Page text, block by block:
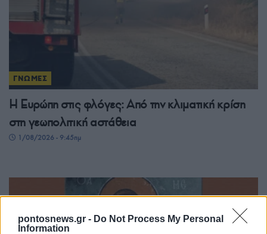
pontosnews.gr - Do Not Process My Personal
Information
ΓΝΩΜΕΣ
Η Ευρώπη στις φλόγες: Από την κλιματική κρίση
στη γεωπολιτική αστάθεια
1/08/2026 - 9:45πμ